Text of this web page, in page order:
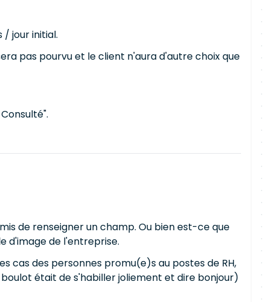
/ jour initial.
pas pourvu et le client n'aura d'autre choix que
de renseigner un champ. Ou bien est-ce que
d'image de l'entreprise.
cas des personnes promu(e)s au postes de RH,
était de s'habiller joliement et dire bonjour)